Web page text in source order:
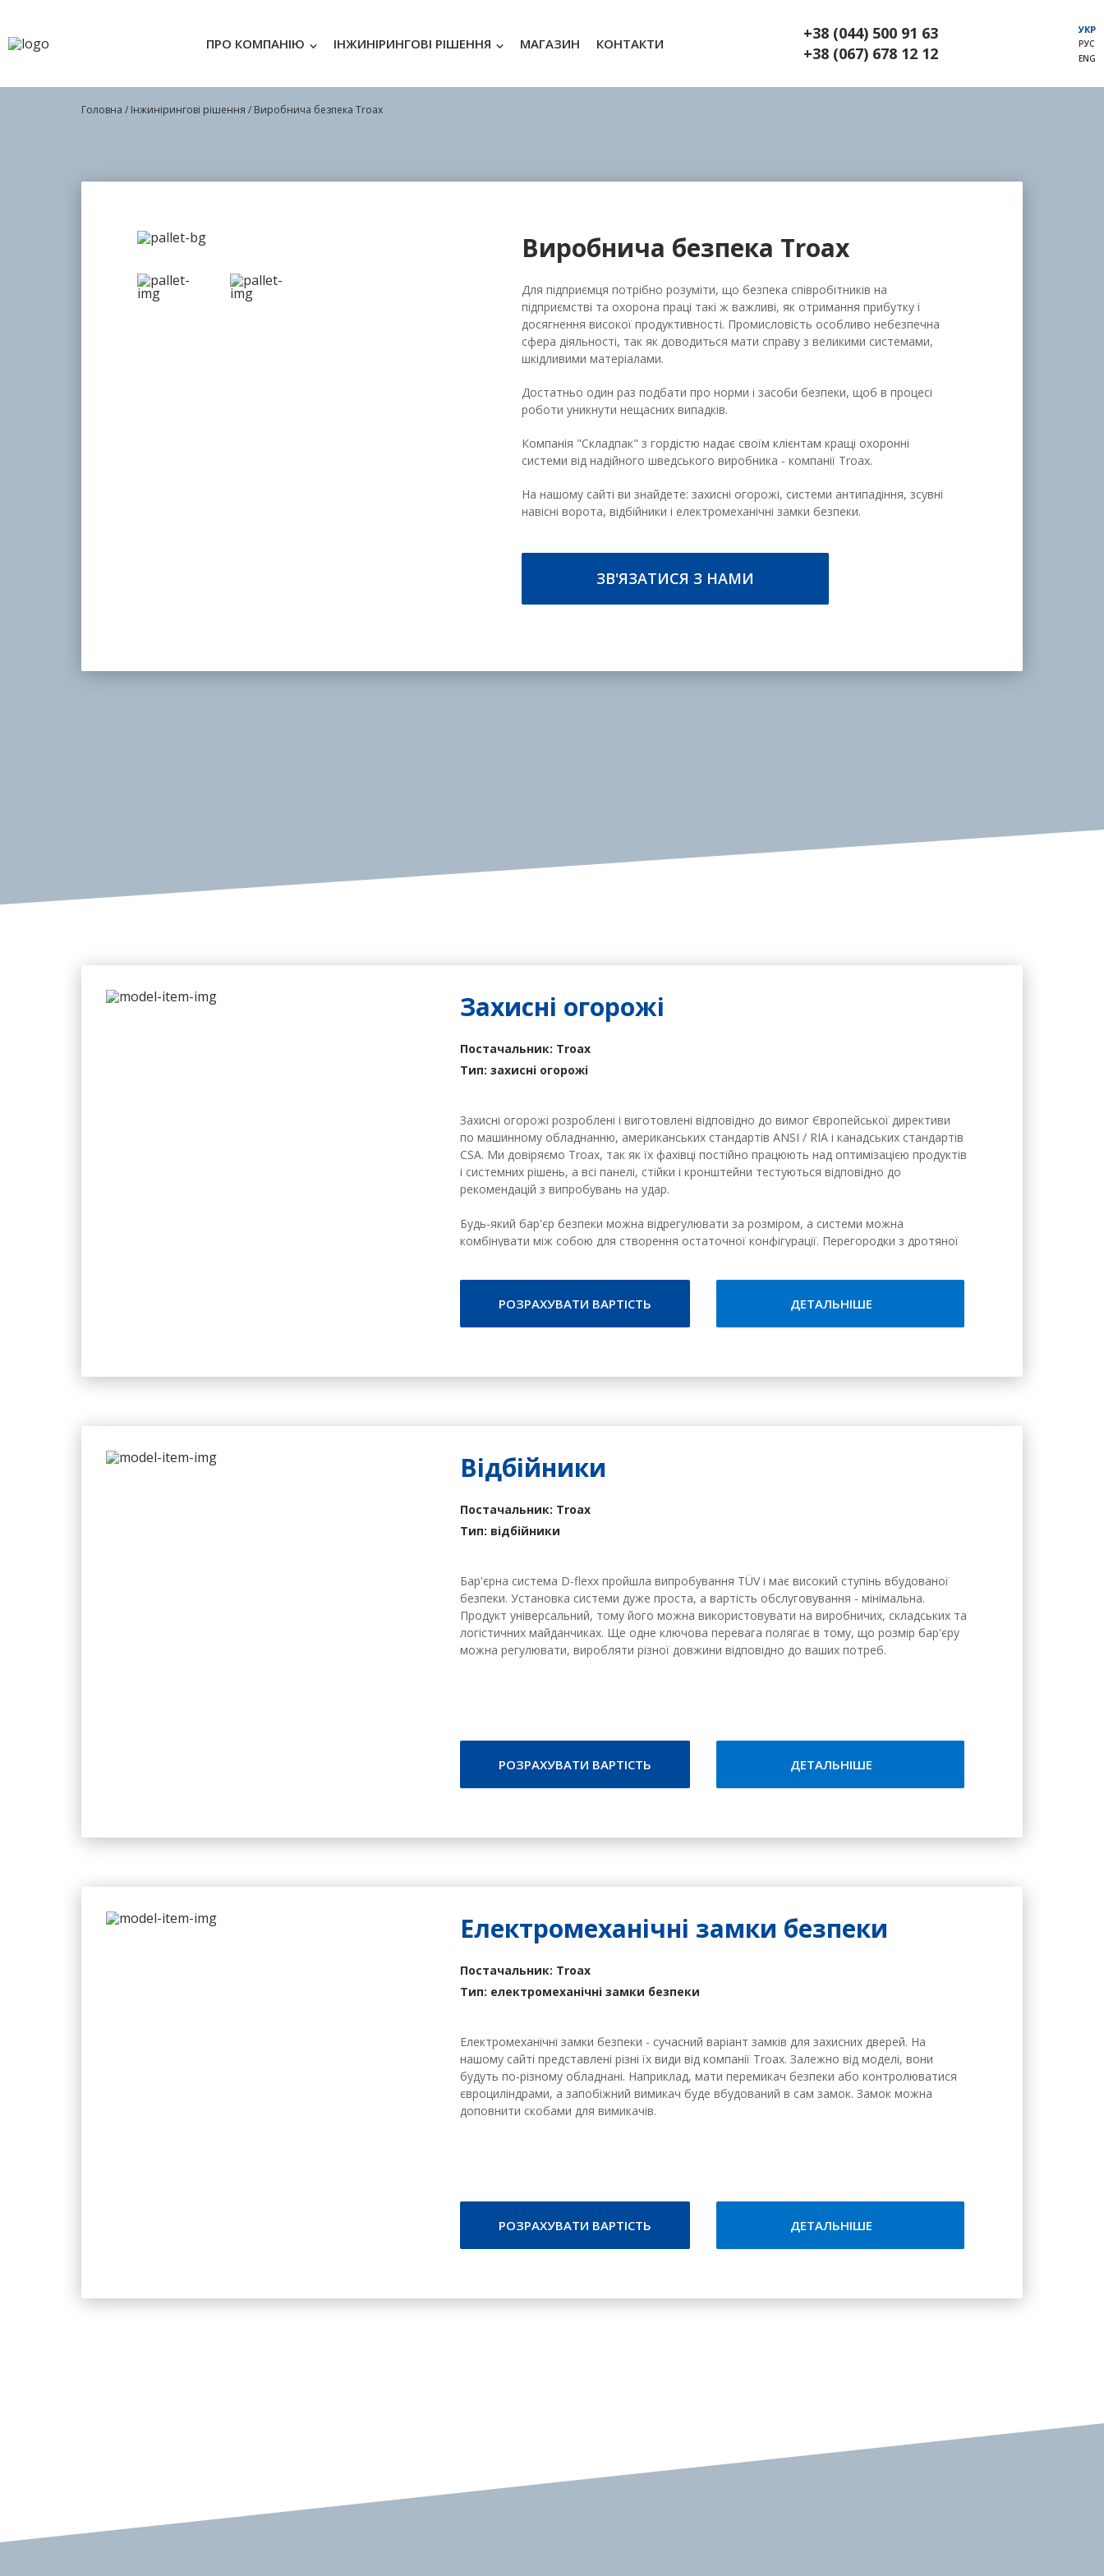
ПРО КОМПАНІЮ ІНЖИНІРИНГОВІ РІШЕННЯ МАГАЗИН КОНТАКТИ
+38 (044) 500 91 63
+38 (067) 678 12 12
УКР
РУС
ENG
Головна / Інжинірингові рішення / Виробнича безпека Troax
Виробнича безпека Troax
Для підприємця потрібно розуміти, що безпека співробітників на
підприємстві та охорона праці такі ж важливі, як отримання прибутку і
досягнення високої продуктивності. Промисловість особливо небезпечна
сфера діяльності, так як доводиться мати справу з великими системами,
шкідливими матеріалами.
Достатньо один раз подбати про норми і засоби безпеки, щоб в процесі
роботи уникнути нещасних випадків.
Компанія "Складпак" з гордістю надає своїм клієнтам кращі охоронні
системи від надійного шведського виробника - компанії Troax.
На нашому сайті ви знайдете: захисні огорожі, системи антипадіння, зсувні
навісні ворота, відбійники і електромеханічні замки безпеки.
ЗВ'ЯЗАТИСЯ З НАМИ
Захисні огорожі
Постачальник: Troax
Тип: захисні огорожі
Захисні огорожі розроблені і виготовлені відповідно до вимог Європейської директиви
по машинному обладнанню, американських стандартів ANSI / RIA і канадських стандартів
CSA. Ми довіряємо Troax, так як їх фахівці постійно працюють над оптимізацією продуктів
і системних рішень, а всі панелі, стійки і кронштейни тестуються відповідно до
рекомендацій з випробувань на удар.
Будь-який бар'єр безпеки можна відрегулювати за розміром, а системи можна
комбінувати між собою для створення остаточної конфігурації. Перегородки з дротяної
РОЗРАХУВАТИ ВАРТІСТЬ ДЕТАЛЬНІШЕ
Відбійники
Постачальник: Troax
Тип: відбійники
Бар'єрна система D-flexx пройшла випробування TÜV і має високий ступінь вбудованої
безпеки. Установка системи дуже проста, а вартість обслуговування - мінімальна.
Продукт універсальний, тому його можна використовувати на виробничих, складських та
логістичних майданчиках. Ще одне ключова перевага полягає в тому, що розмір бар'єру
можна регулювати, виробляти різної довжини відповідно до ваших потреб.
РОЗРАХУВАТИ ВАРТІСТЬ ДЕТАЛЬНІШЕ
Електромеханічні замки безпеки
Постачальник: Troax
Тип: електромеханічні замки безпеки
Електромеханічні замки безпеки - сучасний варіант замків для захисних дверей. На
нашому сайті представлені різні їх види від компанії Troax. Залежно від моделі, вони
будуть по-різному обладнані. Наприклад, мати перемикач безпеки або контролюватися
євроциліндрами, а запобіжний вимикач буде вбудований в сам замок. Замок можна
доповнити скобами для вимикачів.
РОЗРАХУВАТИ ВАРТІСТЬ ДЕТАЛЬНІШЕ